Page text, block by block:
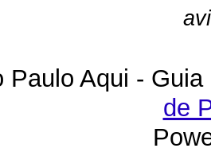
Paulo Aqui -
de